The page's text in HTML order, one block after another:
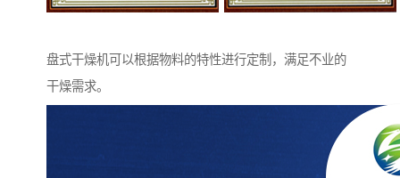
盘式干燥机可以根据物料的特性进行定制，满足不业的
干燥需求。